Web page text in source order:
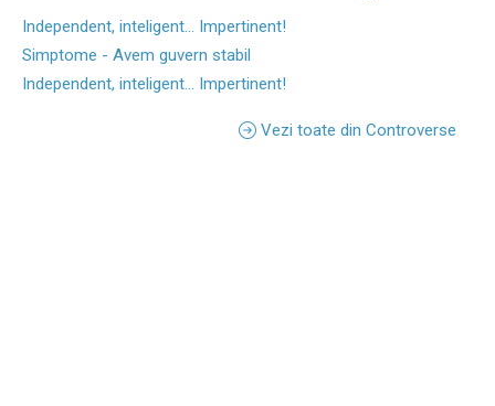
Independent, inteligent... Impertinent!
Simptome - Avem guvern stabil
Independent, inteligent... Impertinent!
Vezi toate din Controverse